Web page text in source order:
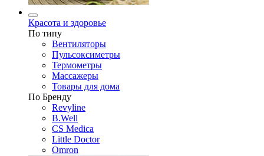
Красота и здоровье
По типу
Вентиляторы
Пульсоксиметры
Термометры
Массажеры
Товары для дома
По Бренду
Revyline
B.Well
CS Medica
Little Doctor
Omron